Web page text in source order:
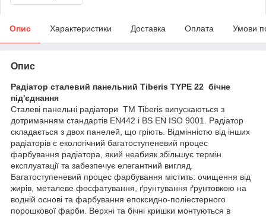
Опис Характеристики Доставка Оплата Умови
Опис
Радіатор сталевий панельний Tiberis TYPE 22 бічне
під'єднання
Сталеві панельні радіатори TM Tiberis випускаються з
дотриманням стандартів EN442 і BS EN ISO 9001. Радіатор
складається з двох панелей, що гріють. Відмінністю від інших
радіаторів є екологічний багатоступеневий процес
фарбування радіатора, який неабияк збільшує термін
експлуатації та забезпечує елегантний вигляд.
Багатоступеневий процес фарбування містить: очищення від
жирів, металеве фосфатування, ґрунтування ґрунтовкою на
водній основі та фарбування епоксидно-поліестерного
порошкової фарби. Верхні та бічні кришки монтуються в